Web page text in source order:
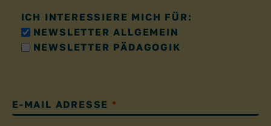
ICH INTERESSIERE MICH FÜR:
NEWSLETTER ALLGEMEIN
NEWSLETTER PÄDAGOGIK
E-MAIL ADRESSE *